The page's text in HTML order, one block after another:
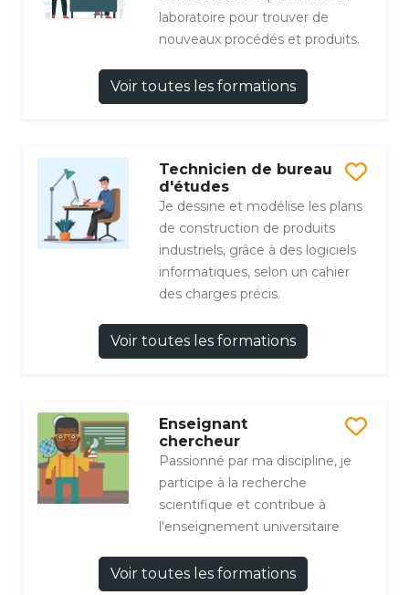
laboratoire pour trouver de
nouveaux procédés et produits.
Voir toutes les formations
Technicien de bureau
d'études
Je dessine et modélise les plans
de construction de produits
industriels, grâce à des logiciels
informatiques, selon un cahier
des charges précis.
Voir toutes les formations
Enseignant
chercheur
Passionné par ma discipline, je
participe à la recherche
scientifique et contribue à
l'enseignement universitaire
Voir toutes les formations